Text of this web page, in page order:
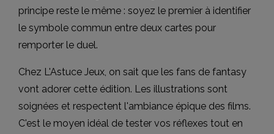
principe reste le même : soyez le premier à identifier
le symbole commun entre deux cartes pour
remporter le duel.
Chez L'Astuce Jeux, on sait que les fans de fantasy
vont adorer cette édition. Les illustrations sont
soignées et respectent l'ambiance épique des films.
C'est le moyen idéal de tester vos réflexes tout en